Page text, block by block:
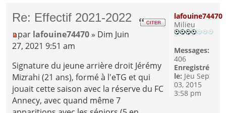
Re: Effectif 2021-2022
par lafouine74470 » Dim Juin
27, 2021 9:51 am
Signature du jeune arrière droit Jérémy
Mizrahi (21 ans), formé à l'eTG et qui
jouait cette saison avec la réserve du FC
Annecy, avec quand même 7
lafouine74470
Milieu
Messages:
406
Enregistré
le: Jeu Sep
03, 2015
3:58 pm